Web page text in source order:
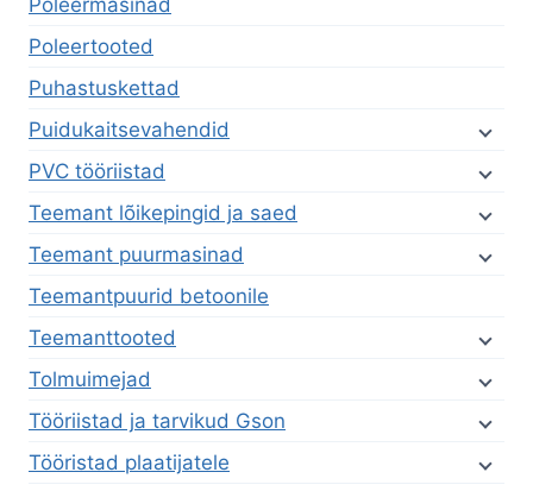
Poleermasinad
Poleertooted
Puhastuskettad
Puidukaitsevahendid
PVC tööriistad
Teemant lõikepingid ja saed
Teemant puurmasinad
Teemantpuurid betoonile
Teemanttooted
Tolmuimejad
Tööriistad ja tarvikud Gson
Tööristad plaatijatele